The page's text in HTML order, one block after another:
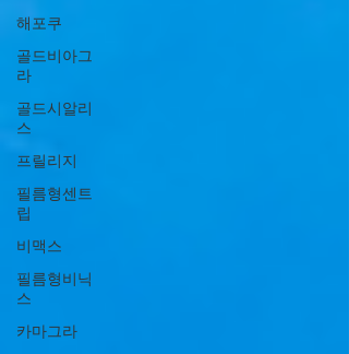
해포쿠
골드비아그
라
골드시알리
스
프릴리지
필름형센트
립
비맥스
필름형비닉
스
카마그라